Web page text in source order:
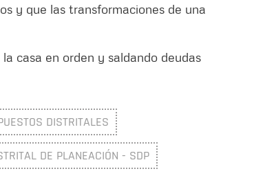
y que las transformaciones de una
casa en orden y saldando deudas
DISTRITALES
DE PLANEACIÓN - SDP